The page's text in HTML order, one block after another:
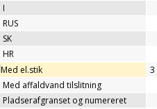
I
RUS
SK
HR
Med el.stik
3
Med affaldvand tilslitning
Pladserafgranset og numereret